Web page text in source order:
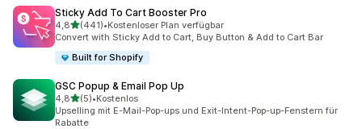
Sticky Add To Cart Booster Pro
4,8von 5 Sternen
(441)
441 Rezensionen insgesamt
•Kostenloser Plan verfügbar
Convert with Sticky Add to Cart, Buy Button & Add to Cart Bar
Built for Shopify
GSC Popup & Email Pop Up
4,8von 5 Sternen
(5)
5 Rezensionen insgesamt
•Kostenlos
Upselling mit E-Mail-Pop-ups und Exit-Intent-Pop-up-Fenstern für
Rabatte